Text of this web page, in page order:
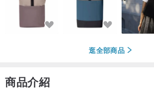
逛全部商品
商品介紹